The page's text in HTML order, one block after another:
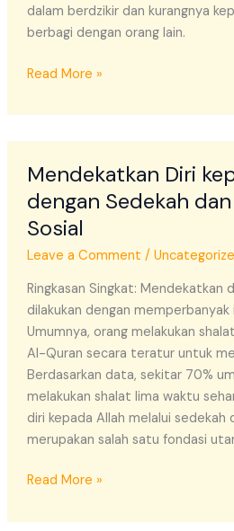
dalam berdzikir dan kurangnya
berbagi dengan orang lain.
Read More »
Mendekatkan Diri
dengan Sedekah
Sosial
Leave a Comment /
Ringkasan Singkat: Mendekatkan
dilakukan dengan memperbanyak
Umumnya, orang melakukan
Al-Quran secara teratur untuk
Berdasarkan data, sekitar 70%
melakukan shalat lima waktu
diri kepada Allah melalui sedekah
merupakan salah satu fondasi
Diri
kepada
dengan
Sedekah
dan
Kepedulian
Sosial
Read More »